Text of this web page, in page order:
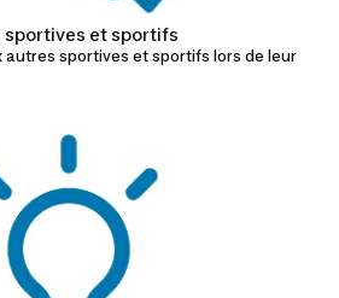
sportives et sportifs
autres sportives et sportifs lors de leur